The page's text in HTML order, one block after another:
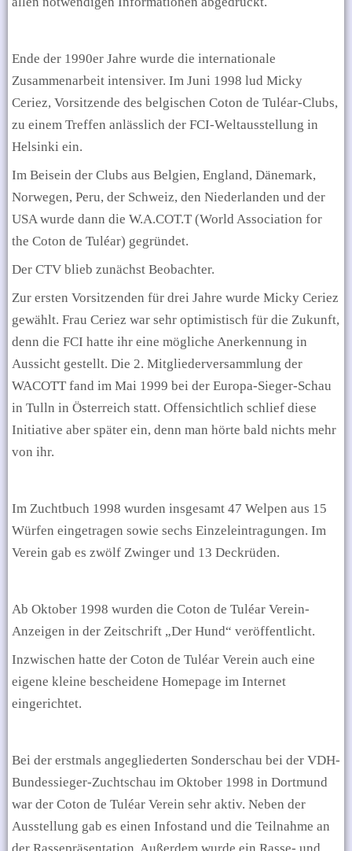
Ende der 1990er Jahre wurde die internationale
Zusammenarbeit intensiver. Im Juni 1998 lud Micky
Ceriez, Vorsitzende des belgischen Coton de Tuléar-Clubs,
zu einem Treffen anlässlich der FCI-Weltausstellung in
Helsinki ein.
Im Beisein der Clubs aus Belgien, England, Dänemark,
Norwegen, Peru, der Schweiz, den Niederlanden und der
USA wurde dann die W.A.COT.T (World Association for
the Coton de Tuléar) gegründet.
Der CTV blieb zunächst Beobachter.
Zur ersten Vorsitzenden für drei Jahre wurde Micky Ceriez
gewählt. Frau Ceriez war sehr optimistisch für die Zukunft,
denn die FCI hatte ihr eine mögliche Anerkennung in
Aussicht gestellt. Die 2. Mitgliederversammlung der
WACOTT fand im Mai 1999 bei der Europa-Sieger-Schau
in Tulln in Österreich statt. Offensichtlich schlief diese
Initiative aber später ein, denn man hörte bald nichts mehr
von ihr.
Im Zuchtbuch 1998 wurden insgesamt 47 Welpen aus 15
Würfen eingetragen sowie sechs Einzeleintragungen. Im
Verein gab es zwölf Zwinger und 13 Deckrüden.
Ab Oktober 1998 wurden die Coton de Tuléar Verein-
Anzeigen in der Zeitschrift „Der Hund“ veröffentlicht.
Inzwischen hatte der Coton de Tuléar Verein auch eine
eigene kleine bescheidene Homepage im Internet
eingerichtet.
Bei der erstmals angegliederten Sonderschau bei der VDH-
Bundessieger-Zuchtschau im Oktober 1998 in Dortmund
war der Coton de Tuléar Verein sehr aktiv. Neben der
Ausstellung gab es einen Infostand und die Teilnahme an